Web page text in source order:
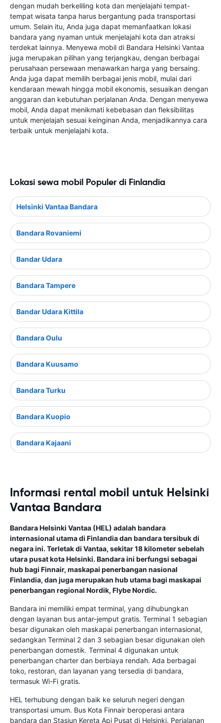
dengan mudah berkeliling kota dan menjelajahi tempat-
tempat wisata tanpa harus bergantung pada transportasi
umum. Selain itu, Anda juga dapat memanfaatkan lokasi
bandara yang nyaman untuk menjelajahi kota dan atraksi
terdekat lainnya. Menyewa mobil di Bandara Helsinki Vantaa
juga merupakan pilihan yang terjangkau, dengan berbagai
perusahaan persewaan menawarkan harga yang bersaing.
Anda juga dapat memilih berbagai jenis mobil, mulai dari
kendaraan mewah hingga mobil ekonomis, sesuaikan dengan
anggaran dan kebutuhan perjalanan Anda. Dengan menyewa
mobil, Anda dapat menikmati kebebasan dan fleksibilitas
untuk menjelajah sesuai keinginan Anda, menjadikannya cara
terbaik untuk menjelajahi kota.
Lokasi sewa mobil Populer di Finlandia
Helsinki Vantaa Bandara
Bandara Rovaniemi
Bandar Udara
Bandara Tampere
Bandar Udara Kittila
Bandara Oulu
Bandara Kuusamo
Bandara Turku
Bandara Kuopio
Bandara Kajaani
Informasi rental mobil untuk Helsinki
Vantaa Bandara
Bandara Helsinki Vantaa (HEL) adalah bandara
internasional utama di Finlandia dan bandara tersibuk di
negara ini. Terletak di Vantaa, sekitar 18 kilometer sebelah
utara pusat kota Helsinki. Bandara ini berfungsi sebagai
hub bagi Finnair, maskapai penerbangan nasional
Finlandia, dan juga merupakan hub utama bagi maskapai
penerbangan regional Nordik, Flybe Nordic.
Bandara ini memiliki empat terminal, yang dihubungkan
dengan layanan bus antar-jemput gratis. Terminal 1 sebagian
besar digunakan oleh maskapai penerbangan internasional,
sedangkan Terminal 2 dan 3 sebagian besar digunakan oleh
penerbangan domestik. Terminal 4 digunakan untuk
penerbangan charter dan berbiaya rendah. Ada berbagai
toko, restoran, dan layanan yang tersedia di bandara,
termasuk Wi-Fi gratis.
HEL terhubung dengan baik ke seluruh negeri dengan
transportasi umum. Bus Kota Finnair beroperasi antara
bandara dan Stasiun Kereta Api Pusat di Helsinki. Perjalanan